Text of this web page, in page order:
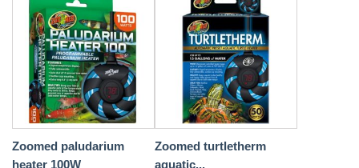
Zoomed paludarium
heater 100W
Zoomed turtletherm
aquatic...